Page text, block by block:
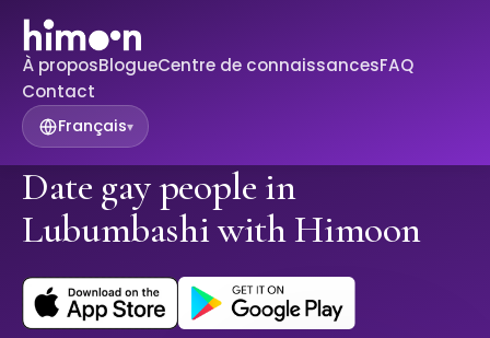
À proposBlogueCentre de connaissancesFAQ
Contact
Français▾
Date gay people in
Lubumbashi with Himoon